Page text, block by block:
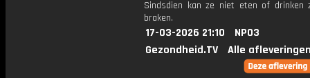
Sindsdien kan ze niet eten of drinken
braken.
17-03-2026 21:10
NPO3
Gezondheid.TV
Alle